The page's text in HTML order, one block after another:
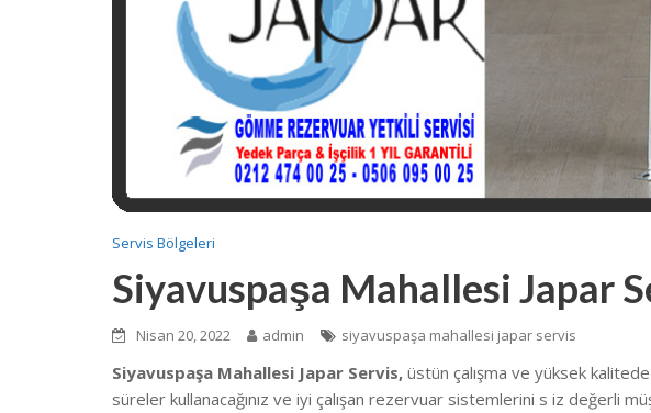
Servis Bölgeleri
Siyavuspaşa Mahallesi Japar
Nisan 20, 2022 admin siyavuspaşa mahallesi japar servis
Siyavuspaşa Mahallesi Japar Servis, üstün çalışma ve yüksek
süreler kullanacağınız ve iyi çalışan rezervuar sistemlerini s iz değerli